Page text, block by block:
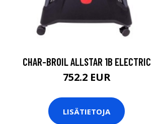
CHAR-BROIL ALLSTAR 1B ELECTRIC
752.2 EUR
LISÄTIETOJA